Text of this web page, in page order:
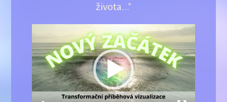
života..."
přehrávač